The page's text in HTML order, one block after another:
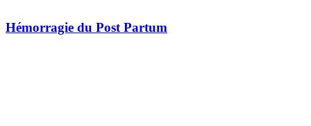
Hémorragie du Post Partum